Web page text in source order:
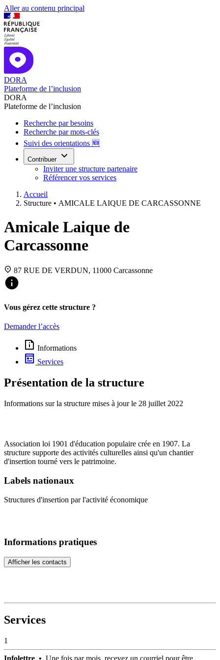
Aller au contenu principal
DORA
Plateforme de l’inclusion
DORA
Plateforme de l’inclusion
Recherche par besoins
Recherche par mots-clés
Suivi des orientations 🆕
Contribuer
Inviter une structure partenaire
Référencer vos services
Accueil
Structure • AMICALE LAIQUE DE CARCASSONNE
Amicale Laique de
Carcassonne
87 RUE DE VERDUN, 11000 Carcassonne
Vous gérez cette structure ?
Demander l’accès
Informations
Services
Présentation de la structure
Informations sur la structure mises à jour le 28 juillet 2022
Association loi 1901 d'éducation populaire crée en 1907. La
structure supporte des activités culturelles ainsi qu'un chantier
d'insertion tourné vers le patrimoine.
Labels nationaux
Structures d'insertion par l'activité économique
Informations pratiques
Afficher les contacts
Services
1
Infolettre • Une fois par mois, recevez un courriel pour être